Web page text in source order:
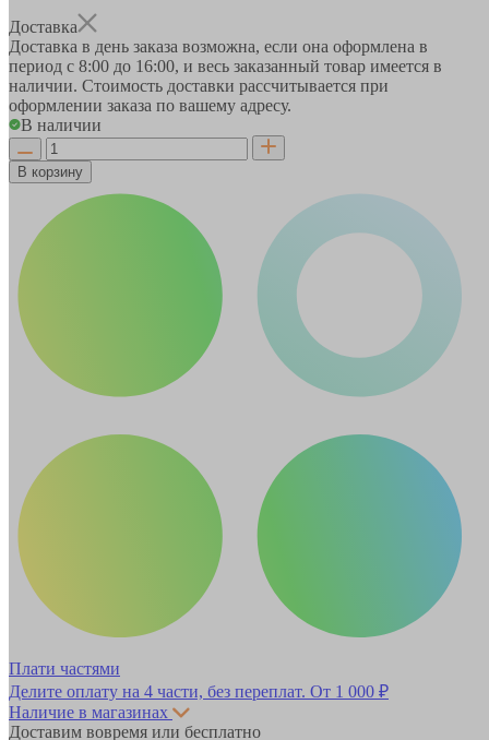
Доставка
Доставка в день заказа возможна, если она оформлена в
период с 8:00 до 16:00, и весь заказанный товар имеется в
наличии. Стоимость доставки рассчитывается при
оформлении заказа по вашему адресу.
В наличии
В корзину
Плати частями
Делите оплату на 4 части, без переплат. От 1 000 ₽
Наличие в магазинах
Доставим вовремя или бесплатно